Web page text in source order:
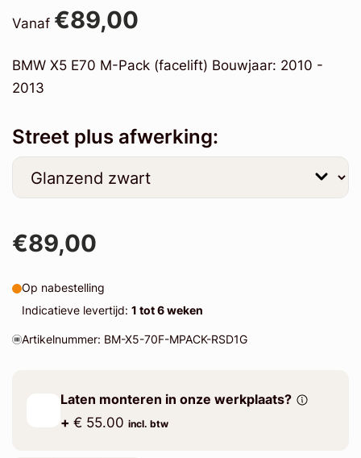
Vanaf €89,00
BMW X5 E70 M-Pack (facelift) Bouwjaar: 2010 -
2013
Street plus afwerking:
€89,00
Op nabestelling
Indicatieve levertijd: 1 tot 6 weken
Artikelnummer: BM-X5-70F-MPACK-RSD1G
Laten monteren in onze werkplaats?
+ € 55.00 incl. btw